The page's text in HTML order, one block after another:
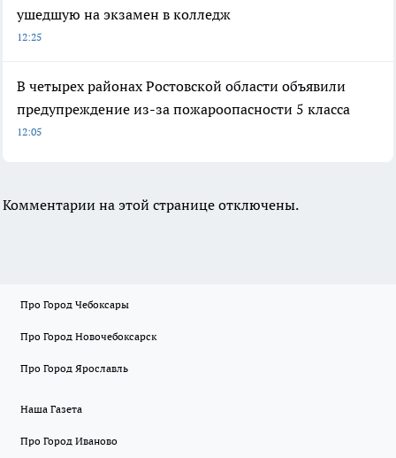
ушедшую на экзамен в колледж
12:25
В четырех районах Ростовской области объявили
предупреждение из-за пожароопасности 5 класса
12:05
Комментарии на этой странице отключены.
Про Город Чебоксары
Про Город Новочебоксарск
Про Город Ярославль
Наша Газета
Про Город Иваново